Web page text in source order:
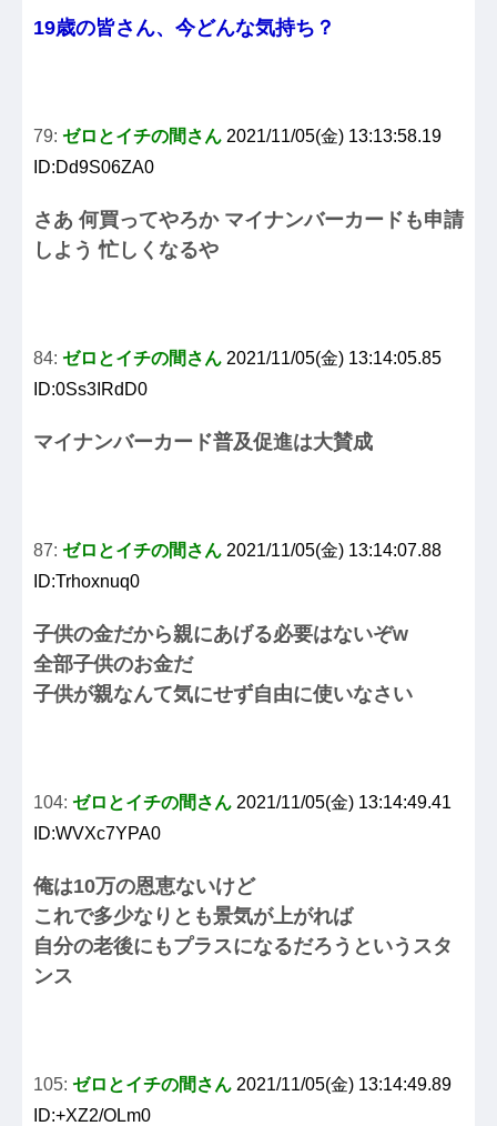
19歳の皆さん、今どんな気持ち？
79: ゼロとイチの間さん 2021/11/05(金) 13:13:58.19
ID:Dd9S06ZA0
さあ 何買ってやろか マイナンバーカードも申請
しよう 忙しくなるや
84: ゼロとイチの間さん 2021/11/05(金) 13:14:05.85
ID:0Ss3IRdD0
マイナンバーカード普及促進は大賛成
87: ゼロとイチの間さん 2021/11/05(金) 13:14:07.88
ID:Trhoxnuq0
子供の金だから親にあげる必要はないぞw
全部子供のお金だ
子供が親なんて気にせず自由に使いなさい
104: ゼロとイチの間さん 2021/11/05(金) 13:14:49.41
ID:WVXc7YPA0
俺は10万の恩恵ないけど
これで多少なりとも景気が上がれば
自分の老後にもプラスになるだろうというスタ
ンス
105: ゼロとイチの間さん 2021/11/05(金) 13:14:49.89
ID:+XZ2/OLm0